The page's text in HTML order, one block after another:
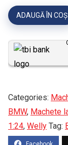
ADAUGĂ ÎN COȘ
Categories:
BMW, Machete
1:24, Welly Tag: